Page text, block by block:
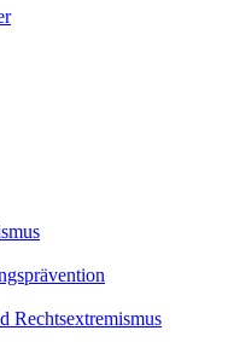
Rechtsextremismus